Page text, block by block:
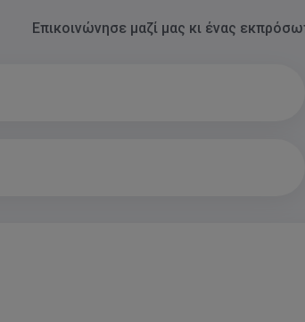
Επικοινώνησε μαζί μας κι ένας